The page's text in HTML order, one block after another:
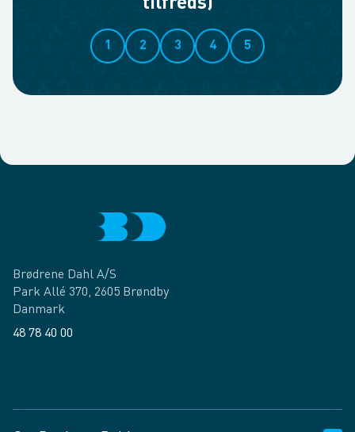
tilfreds)
1 2 3 4 5
Brødrene Dahl A/S
Park Allé 370, 2605 Brøndby
Danmark
48 78 40 00